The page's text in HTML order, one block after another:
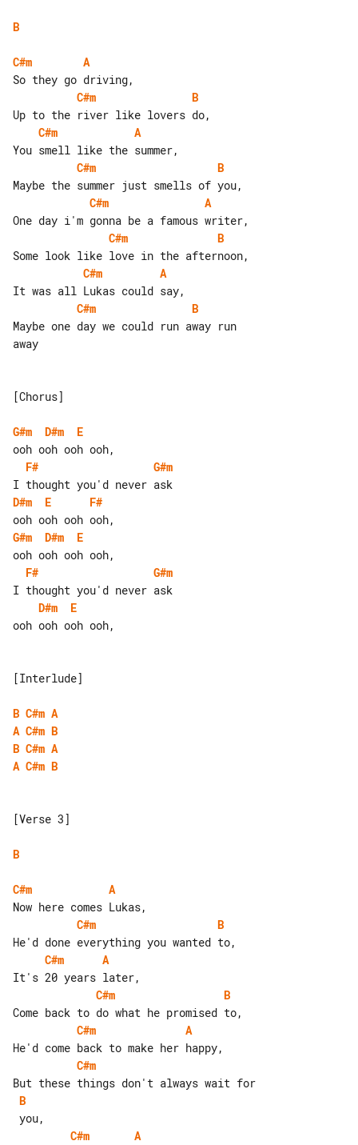
B
C#m
A
C#m
B
C#m
A
C#m
B
C#m
A
C#m
B
C#m
A
C#m
B
Maybe one day we could run away run
away
[Chorus]
G#m D#m
E
F#
G#m
D#m
E
F#
G#m
D#m
E
F#
G#m
D#m
E
ooh ooh ooh ooh,
[Interlude]
B C#m A
A C#m B
B C#m A
A C#m B
[Verse 3]
B
C#m
A
C#m
B
C#m
A
C#m
B
C#m
A
C#m
B
C#m
A